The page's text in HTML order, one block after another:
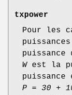
txpower
Pour les
puissance
West la
puissance
P = 30 +